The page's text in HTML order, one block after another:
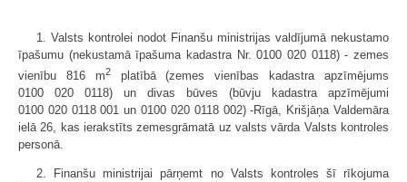
1. Valsts kontrolei nodot Finanšu ministrijas valdījumā nekustamo
īpašumu (nekustamā īpašuma kadastra Nr. 0100 020 0118) - zemes
vienību 816 m2platībā (zemes vienības kadastra apzīmējums
0100 020 0118) un divas būves (būvju kadastra apzīmējumi
0100 020 0118 001 un 0100 020 0118 002) -Rīgā, Krišjāņa Valdemāra
ielā 26, kas ierakstīts zemesgrāmatā uz valsts vārda Valsts kontroles
personā.
2. Finanšu ministrijai pārņemt no Valsts kontroles šī rīkojuma